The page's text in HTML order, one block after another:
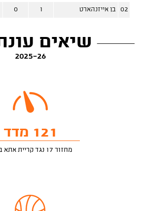
02 בן אייזנהארט 1
0
שיאים
2025-26
121 מדד
מחזור 17 נגד קריית אתא בבית